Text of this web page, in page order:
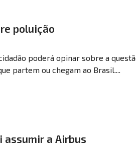
poluição
poderá opinar sobre a
partem ou chegam ao Brasil....
assumir a Airbus